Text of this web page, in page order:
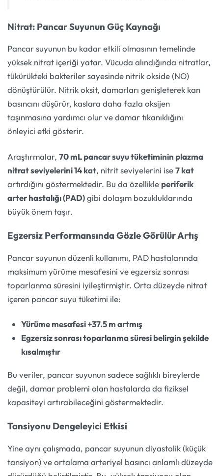
Nitrat: Pancar Suyunun Güç Kaynağı
Pancar suyunun bu kadar etkili olmasının temelinde
yüksek nitrat içeriği yatar. Vücuda alındığında nitratlar,
tükürükteki bakteriler sayesinde nitrik okside (NO)
dönüştürülür. Nitrik oksit, damarları genişleterek kan
basıncını düşürür, kaslara daha fazla oksijen
taşınmasına yardımcı olur ve damar tıkanıklığını
önleyici etki gösterir.
Araştırmalar, 70 mL pancar suyu tüketiminin plazma
nitrat seviyelerini 14 kat, nitrit seviyelerini ise7 kat
artırdığını göstermektedir. Bu da özellikle periferik
arter hastalığı (PAD)gibi dolaşım bozukluklarında
büyük önem taşır.
Egzersiz Performansında Gözle Görülür Artış
Pancar suyunun düzenli kullanımı, PAD hastalarında
maksimum yürüme mesafesini ve egzersiz sonrası
toparlanma süresini iyileştirmiştir. Orta düzeyde nitrat
içeren pancar suyu tüketimi ile:
Yürüme mesafesi +37.5 m artmış
Egzersiz sonrası toparlanma süresi belirgin şekilde
kısalmıştır
Bu veriler, pancar suyunun sadece sağlıklı bireylerde
değil, damar problemi olan hastalarda da fiziksel
kapasiteyi artırabileceğini göstermektedir.
Tansiyonu Dengeleyici Etkisi
Yine aynı çalışmada, pancar suyunun diyastolik (küçük
tansiyon) ve ortalama arteriyel basıncı anlamlı düzeyde